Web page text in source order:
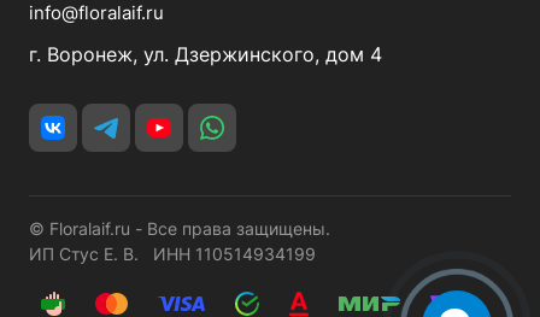
info@floralaif.ru
г. Воронеж, ул. Дзержинского, дом 4
© Floralaif.ru - Все права защищены.
ИП Стус Е. В. ИНН 110514934199